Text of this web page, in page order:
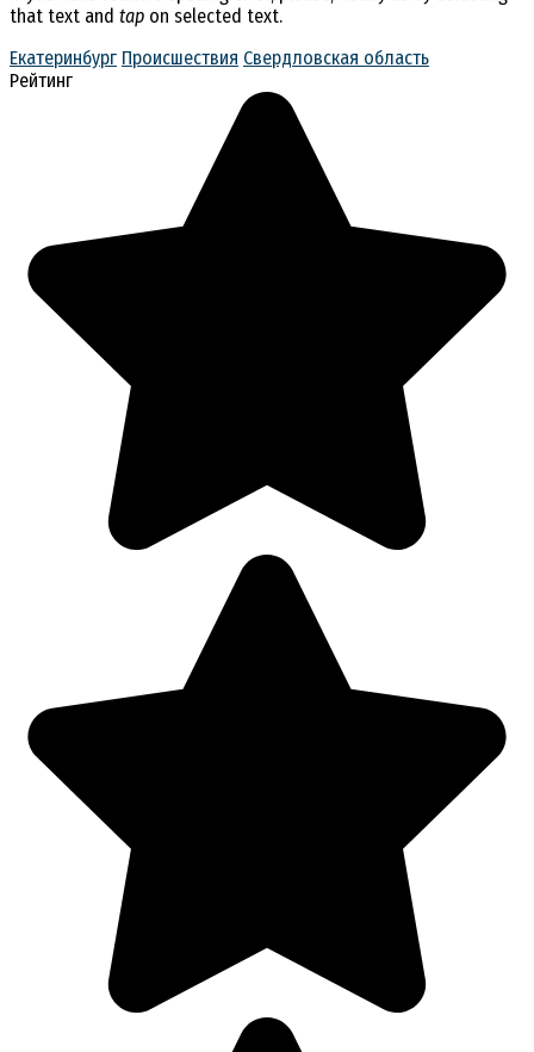
that text and tap on selected text.
Екатеринбург Происшествия Свердловская область
Рейтинг